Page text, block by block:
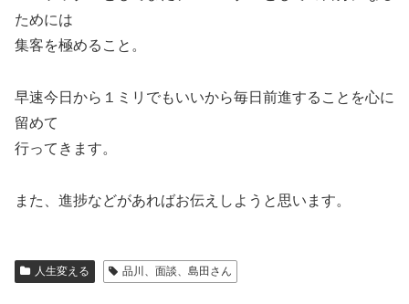
ためには
集客を極めること。
早速今日から１ミリでもいいから毎日前進することを心に
留めて
行ってきます。
また、進捗などがあればお伝えしようと思います。
人生変える 品川、面談、島田さん